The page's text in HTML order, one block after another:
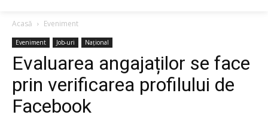
Acasă Eveniment
Eveniment Job-uri Național
Evaluarea angajaților se face
prin verificarea profilului de
Facebook